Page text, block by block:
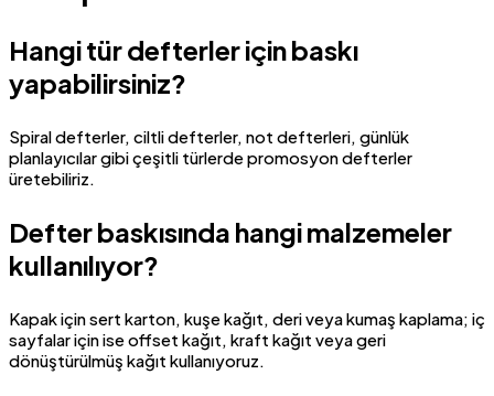
Hangi tür defterler için baskı
yapabilirsiniz?
Spiral defterler, ciltli defterler, not defterleri, günlük
planlayıcılar gibi çeşitli türlerde promosyon defterler
üretebiliriz.
Defter baskısında hangi malzemeler
kullanılıyor?
Kapak için sert karton, kuşe kağıt, deri veya kumaş kaplama; iç
sayfalar için ise offset kağıt, kraft kağıt veya geri
dönüştürülmüş kağıt kullanıyoruz.